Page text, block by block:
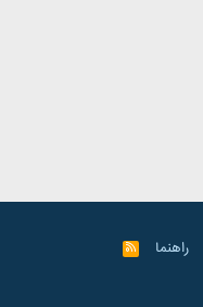
راهنما
R
S